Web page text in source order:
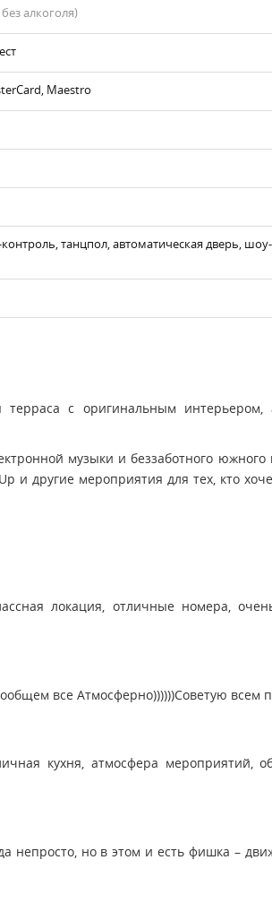
алкоголя)
Maestro
танцпол, автоматическая дверь,
терраса с оригинальным
музыки и беззаботного
и другие мероприятия для тех, кто
локация, отличные номера,
все Атмосферно))))))Советую всем
кухня, атмосфера мероприятий,
непросто, но в этом и есть фишка –